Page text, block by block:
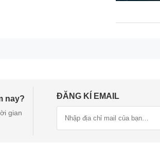
nay?
gian
ĐĂNG KÍ EMAIL